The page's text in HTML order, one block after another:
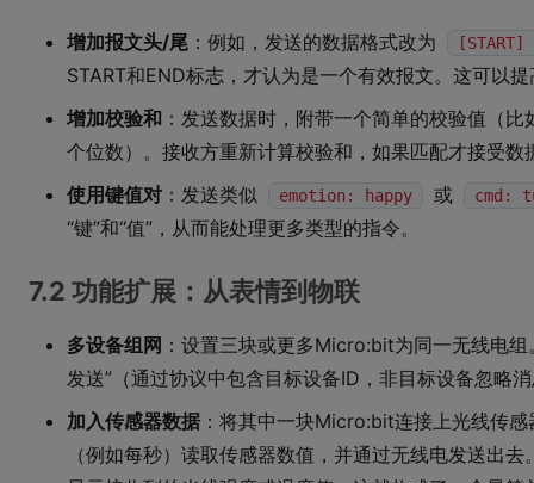
增加报文头/尾 ：例如，发送的数据格式改为
START和END标志，才认为是一个有效报文。这可以
增加校验和 ：发送数据时，附带一个简单的校验值（
个位数）。接收方重新计算校验和，如果匹配才接受
使用键值对 ：发送类似 emotion: happy 或 cmd:
“键”和“值”，从而能处理更多类型的指令。
7.2 功能扩展：从表情到物联
多设备组网 ：设置三块或更多Micro:bit为同一无线电
发送”（通过协议中包含目标设备ID，非目标设备忽略
加入传感器数据 ：将其中一块Micro:bit连接上光线传
（例如每秒）读取传感器数值，并通过无线电发送出